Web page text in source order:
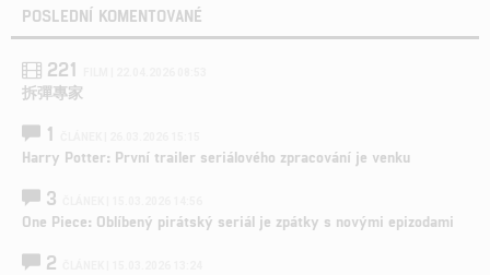
POSLEDNÍ KOMENTOVANÉ
221
拆彈專家
1
Harry Potter: První trailer seriálového zpracování je venku
3
One Piece: Oblíbený pirátský seriál je zpátky s novými epizodami
2